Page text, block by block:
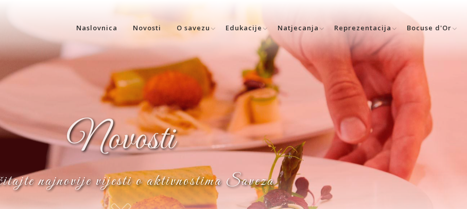
Naslovnica Novosti O savezu Edukacije Natjecanja Reprezentacija Bocuse d'Or
Novosti
najnovije vijesti o aktivnostima Saveza